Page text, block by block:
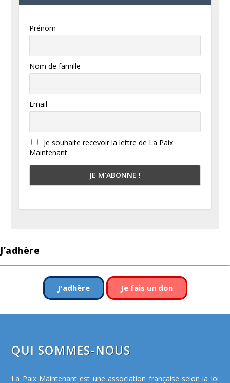
Prénom
Nom de famille
Email
Je souhaite recevoir la lettre de La Paix
Maintenant
J’adhère
J'adhère Je fais un don
QUI SOMMES-NOUS
La Paix Maintenant est une association française selon la loi